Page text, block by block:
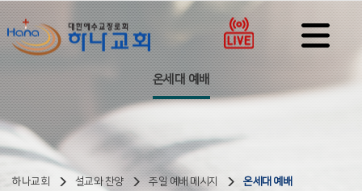
온세대 예배
하나교회 설교와 찬양 주일 예배 메시지 온세대 예배